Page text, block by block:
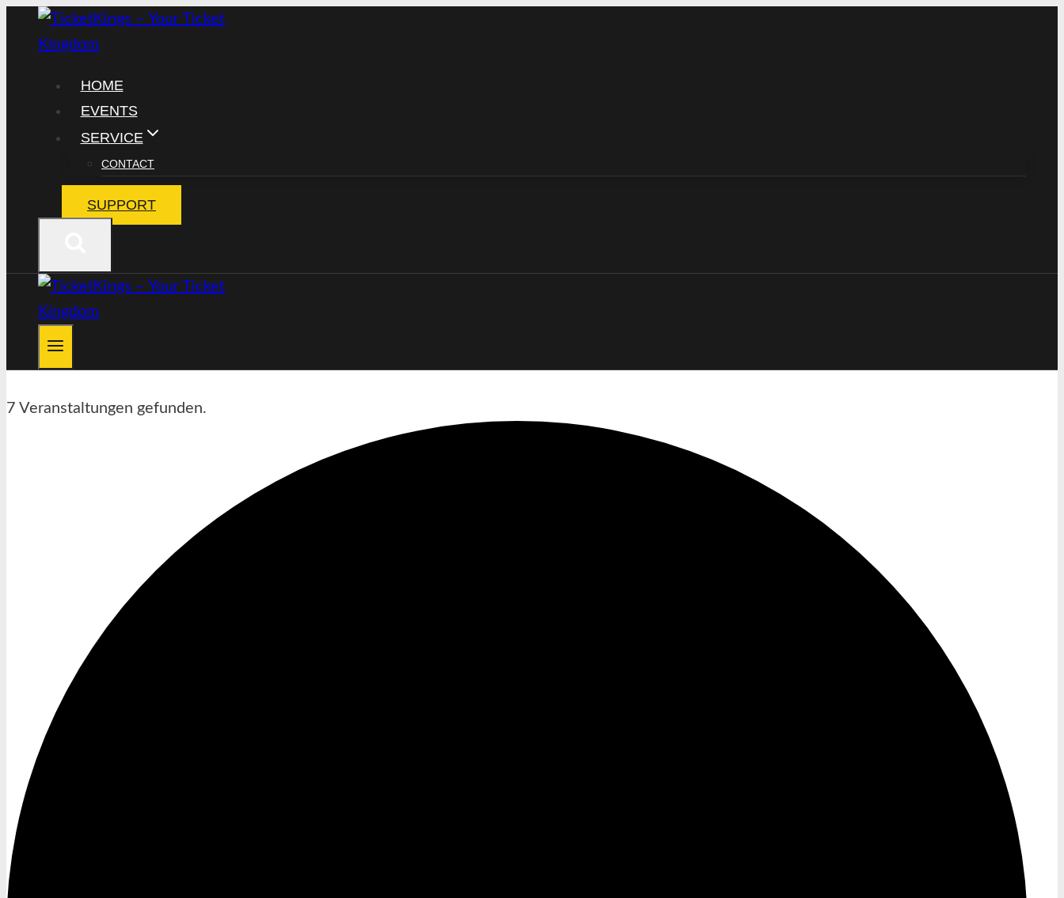
Inhalt
HOME
EVENTS
SERVICE
CONTACT
SUPPORT
7 Veranstaltungen gefunden.